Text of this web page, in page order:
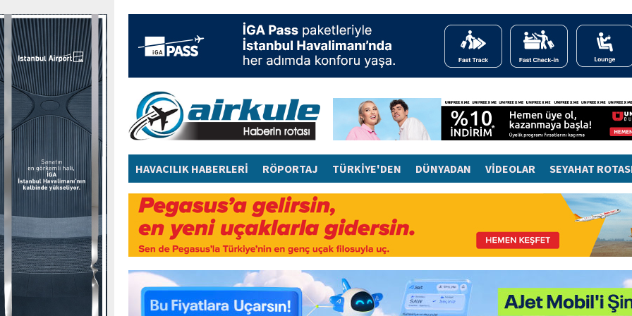
HAVACILIK HABERLERİ RÖPORTAJ TÜRKİYE'DEN DÜNYADAN VİDEOLAR SEYAHAT